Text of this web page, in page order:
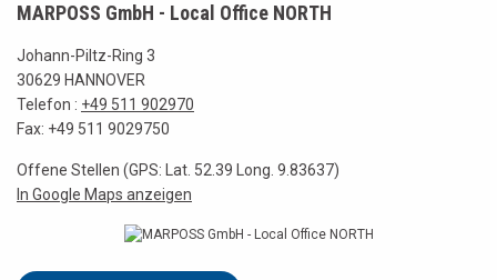
MARPOSS GmbH - Local Office NORTH
Johann-Piltz-Ring 3
30629 HANNOVER
Telefon : +49 511 902970
Fax: +49 511 9029750
Offene Stellen (GPS: Lat. 52.39 Long. 9.83637)
In Google Maps anzeigen